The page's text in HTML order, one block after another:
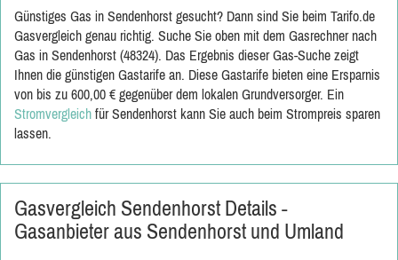
Günstiges Gas in Sendenhorst gesucht? Dann sind Sie beim Tarifo.de
Gasvergleich genau richtig. Suche Sie oben mit dem Gasrechner nach
Gas in Sendenhorst (48324). Das Ergebnis dieser Gas-Suche zeigt
Ihnen die günstigen Gastarife an. Diese Gastarife bieten eine Ersparnis
von bis zu 600,00 € gegenüber dem lokalen Grundversorger. Ein
Stromvergleich für Sendenhorst kann Sie auch beim Strompreis sparen
lassen.
Gasvergleich Sendenhorst Details -
Gasanbieter aus Sendenhorst und Umland